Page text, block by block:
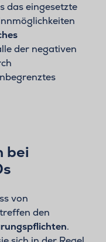
das eingesetzte
der negativen
bei
von
den
.